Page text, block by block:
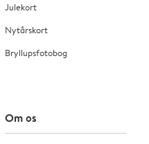
Julekort
Nytårskort
Bryllupsfotobog
Om os